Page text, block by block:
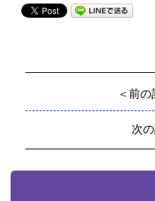
＜前
次